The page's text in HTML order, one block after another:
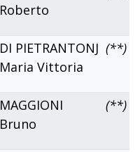
Roberto
DI PIETRANTONJ
Maria Vittoria
(**)
MAGGIONI
Bruno
(**)